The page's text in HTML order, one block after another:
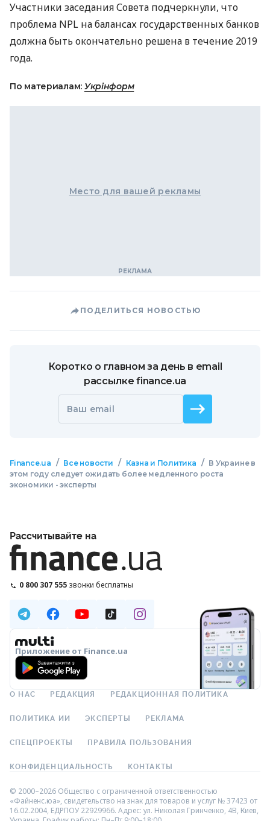
Участники заседания Совета подчеркнули, что
проблема NPL на балансах государственных банков
должна быть окончательно решена в течение 2019
года.
По материалам: Укрінформ
Место для вашей рекламы
ПОДЕЛИТЬСЯ НОВОСТЬЮ
Коротко о главном за день в email
рассылке finance.ua
Ваш email
Finance.ua / Все новости / Казна и Политика / В Украине в
этом году следует ожидать более медленного роста
экономики - эксперты
Рассчитывайте на
0 800 307 555 звонки бесплатны
Приложение от Finance.ua
О НАС РЕДАКЦИЯ РЕДАКЦИОННАЯ ПОЛИТИКА
ПОЛИТИКА ИИ ЭКСПЕРТЫ РЕКЛАМА
СПЕЦПРОЕКТЫ ПРАВИЛА ПОЛЬЗОВАНИЯ
КОНФИДЕНЦИАЛЬНОСТЬ КОНТАКТЫ
© 2000–2026 Общество с ограниченной ответственностью
«Файненс.юа», свидетельство на знак для товаров и услуг № 37423 от
16.02.2004, ЕДРПОУ 22929966. Адрес: ул. Николая Гринченко, 4В, Киев,